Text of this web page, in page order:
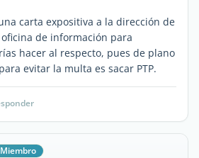
carta expositiva a la dirección de
de información para
hacer al respecto, pues de plano
evitar la multa es sacar PTP.
Miembro